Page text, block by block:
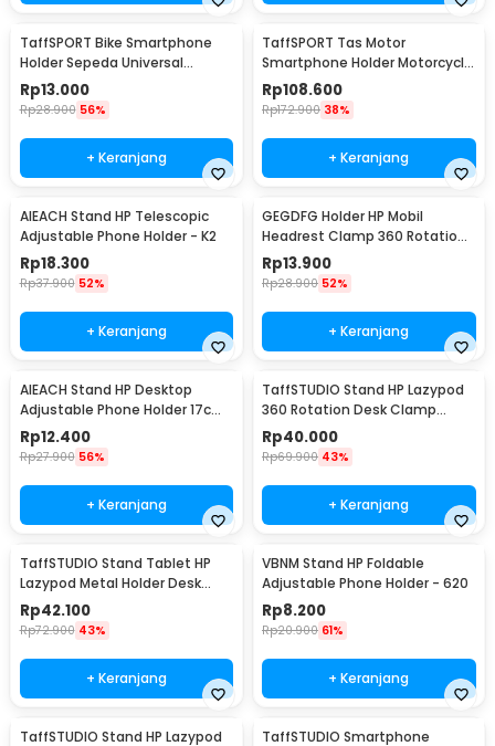
TaffSPORT Bike Smartphone
Holder Sepeda Universal
Bicycle - JR-OK5
Rp13.000
Rp28.900 56%
+ Keranjang
TaffSPORT Tas Motor
Smartphone Holder Motorcycle
Fuel Bag - SA212
Rp108.600
Rp172.900 38%
+ Keranjang
AIEACH Stand HP Telescopic
Adjustable Phone Holder - K2
Rp18.300
Rp37.900 52%
+ Keranjang
GEGDFG Holder HP Mobil
Headrest Clamp 360 Rotation
Car Phone Holder - GP97
Rp13.900
Rp28.900 52%
+ Keranjang
AIEACH Stand HP Desktop
Adjustable Phone Holder 17cm
- K2
Rp12.400
Rp27.900 56%
+ Keranjang
TaffSTUDIO Stand HP Lazypod
360 Rotation Desk Clamp
Smartphone Holder - D9
Rp40.000
Rp69.900 43%
+ Keranjang
TaffSTUDIO Stand Tablet HP
Lazypod Metal Holder Desk
Clamp 6-8 Inch - D9
Rp42.100
Rp72.900 43%
+ Keranjang
VBNM Stand HP Foldable
Adjustable Phone Holder - 620
Rp8.200
Rp20.900 61%
+ Keranjang
TaffSTUDIO Stand HP Lazypod
TaffSTUDIO Smartphone